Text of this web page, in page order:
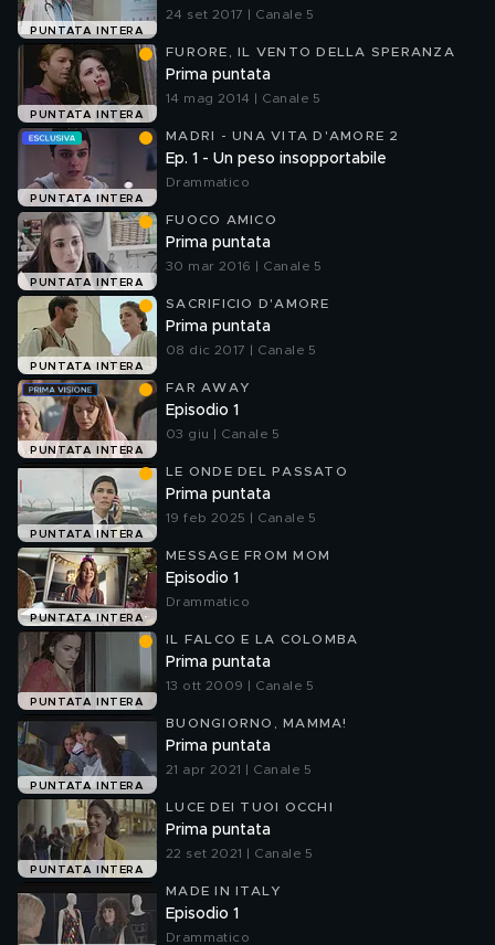
PUNTATA INTERA
24 set 2017 | Canale 5
PUNTATA INTERA
FURORE, IL VENTO DELLA SPERANZA
Prima puntata
14 mag 2014 | Canale 5
PUNTATA INTERA
MADRI - UNA VITA D'AMORE 2
Ep. 1 - Un peso insopportabile
Drammatico
PUNTATA INTERA
FUOCO AMICO
Prima puntata
30 mar 2016 | Canale 5
PUNTATA INTERA
SACRIFICIO D'AMORE
Prima puntata
08 dic 2017 | Canale 5
PUNTATA INTERA
FAR AWAY
Episodio 1
03 giu | Canale 5
PUNTATA INTERA
LE ONDE DEL PASSATO
Prima puntata
19 feb 2025 | Canale 5
PUNTATA INTERA
MESSAGE FROM MOM
Episodio 1
Drammatico
PUNTATA INTERA
IL FALCO E LA COLOMBA
Prima puntata
13 ott 2009 | Canale 5
PUNTATA INTERA
BUONGIORNO, MAMMA!
Prima puntata
21 apr 2021 | Canale 5
PUNTATA INTERA
LUCE DEI TUOI OCCHI
Prima puntata
22 set 2021 | Canale 5
MADE IN ITALY
Episodio 1
Drammatico